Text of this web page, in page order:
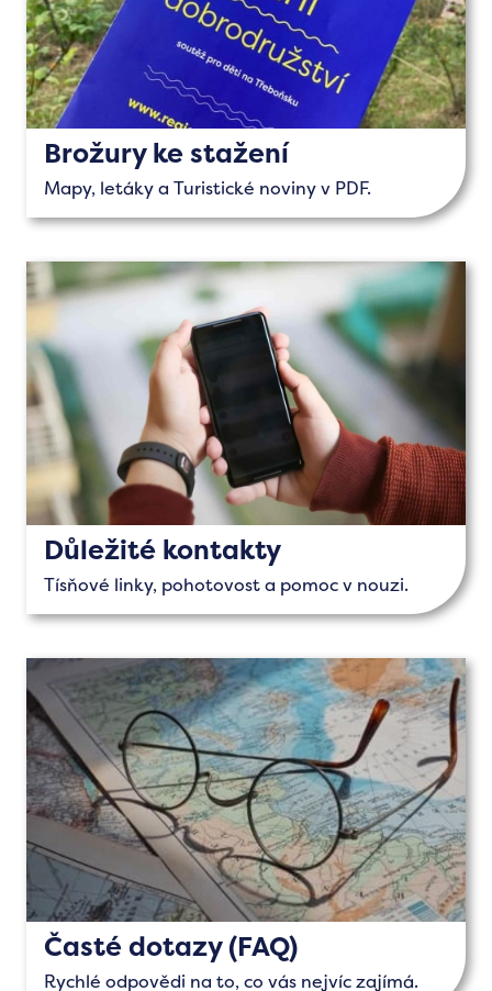
Brožury ke stažení
Mapy, letáky a Turistické noviny v PDF.
Důležité kontakty
Tísňové linky, pohotovost a pomoc v nouzi.
Časté dotazy (FAQ)
Rychlé odpovědi na to, co vás nejvíc zajímá.